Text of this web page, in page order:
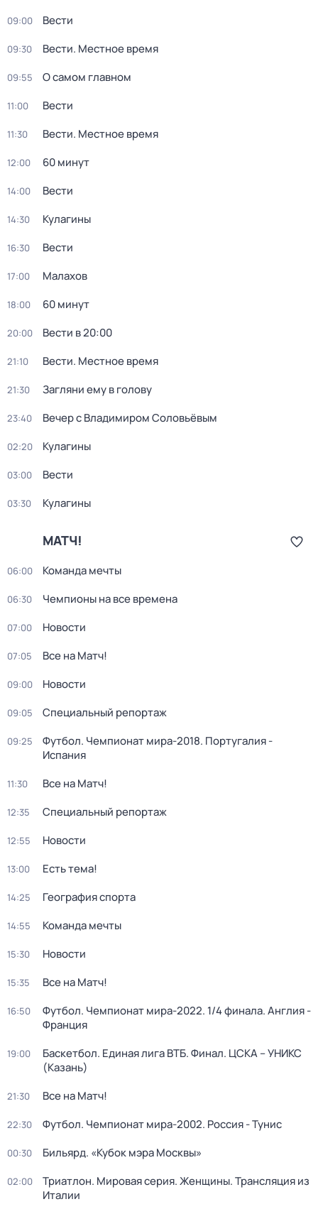
09:00 Вести
09:30 Вести. Местное время
09:55 О самом главном
11:00 Вести
11:30 Вести. Местное время
12:00 60 минут
14:00 Вести
14:30 Кулагины
16:30 Вести
17:00 Малахов
18:00 60 минут
20:00 Вести в 20:00
21:10 Вести. Местное время
21:30 Загляни ему в голову
23:40 Вечер с Владимиром Соловьёвым
02:20 Кулагины
03:00 Вести
03:30 Кулагины
МАТЧ!
06:00 Команда мечты
06:30 Чемпионы на все времена
07:00 Новости
07:05 Все на Матч!
09:00 Новости
09:05 Специальный репортаж
09:25
Футбол. Чемпионат мира-2018. Португалия -
Испания
11:30 Все на Матч!
12:35 Специальный репортаж
12:55 Новости
13:00 Есть тема!
14:25 География спорта
14:55 Команда мечты
15:30 Новости
15:35 Все на Матч!
16:50
Футбол. Чемпионат мира-2022. 1/4 финала. Англия -
Франция
19:00
Баскетбол. Единая лига ВТБ. Финал. ЦСКА – УНИКС
(Казань)
21:30 Все на Матч!
22:30 Футбол. Чемпионат мира-2002. Россия - Тунис
00:30 Бильярд. «Кубок мэра Москвы»
02:00
Триатлон. Мировая серия. Женщины. Трансляция из
Италии